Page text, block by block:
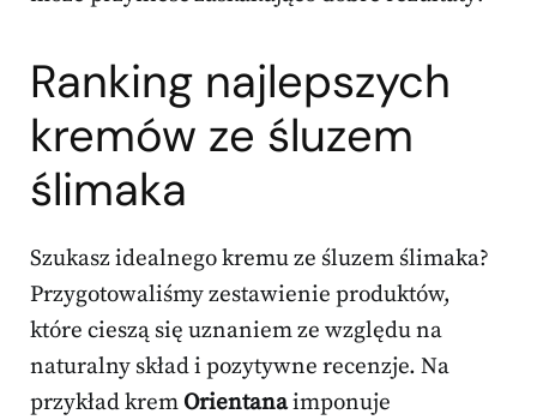
Ranking najlepszych
kremów ze śluzem
ślimaka
Szukasz idealnego kremu ze śluzem ślimaka?
Przygotowaliśmy zestawienie produktów,
które cieszą się uznaniem ze względu na
naturalny skład i pozytywne recenzje. Na
przykład krem Orientanaimponuje